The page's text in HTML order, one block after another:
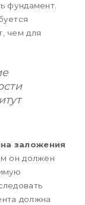
фундамент.
чем для
заложения
он должен
должна